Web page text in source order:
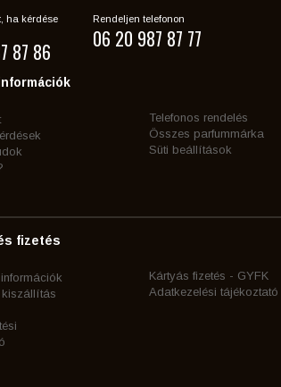
ha kérdése
87 86
Rendeljen telefonon
06 20 987 87 77
Telefonos rendelés
Összes parfummárka
Süti beállítások
fizetés
kiszállítás
Kártyás fizetés - GYFK
Adatkezelési tájékoztató